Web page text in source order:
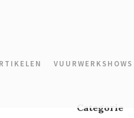
VUURWERKSHOWS
Categorie